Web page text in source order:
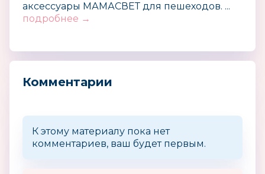
аксессуары МАМАСВЕТ для пешеходов. ...
подробнее →
Комментарии
К этому материалу пока нет
комментариев, ваш будет первым.